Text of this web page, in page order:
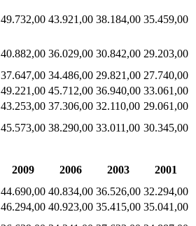
49.732,00 43.921,00 38.184,00 35.459,00
40.882,00 36.029,00 30.842,00 29.203,00
37.647,00 34.486,00 29.821,00 27.740,00
49.221,00 45.712,00 36.940,00 33.061,00
43.253,00 37.306,00 32.110,00 29.061,00
45.573,00 38.290,00 33.011,00 30.345,00
2009 2006 2003
2001
44.690,00 40.834,00 36.526,00 32.294,00
46.294,00 40.923,00 35.415,00 35.041,00